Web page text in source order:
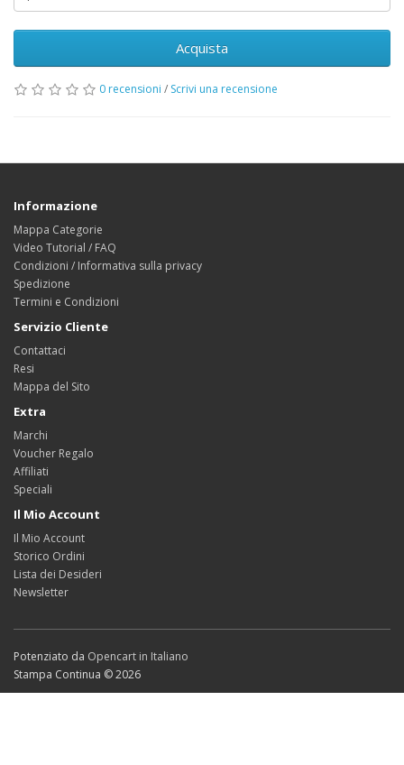
Acquista
0 recensioni / Scrivi una recensione
Informazione
Mappa Categorie
Video Tutorial / FAQ
Condizioni / Informativa sulla privacy
Spedizione
Termini e Condizioni
Servizio Cliente
Contattaci
Resi
Mappa del Sito
Extra
Marchi
Voucher Regalo
Affiliati
Speciali
Il Mio Account
Il Mio Account
Storico Ordini
Lista dei Desideri
Newsletter
Potenziato da Opencart in Italiano
Stampa Continua © 2026